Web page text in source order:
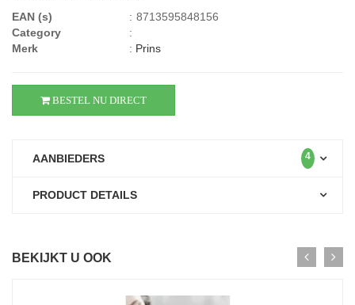
EAN (s)
: 8713595848156
Category
:
Merk
: Prins
BESTEL NU DIRECT
AANBIEDERS 4
PRODUCT DETAILS
BEKIJKT U OOK